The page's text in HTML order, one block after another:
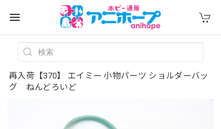
再入荷【370】 エイミー 小物パーツ ショルダーバッ
グ ねんどろいど